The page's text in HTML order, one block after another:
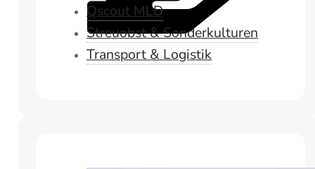
Qscout MLD
Streuobst & Sonderkulturen
Transport & Logistik